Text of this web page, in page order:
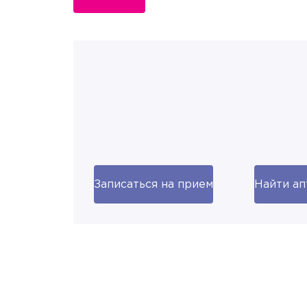
Записаться на прием Найти